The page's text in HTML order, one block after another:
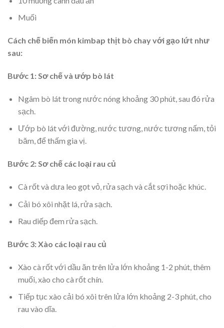
Muối
Cách chế biến món kimbap thịt bò chay với gạo lứt như
sau:
Bước 1: Sơ chế và ướp bò lát
Ngâm bò lát trong nước nóng khoảng 30 phút, sau đó rửa
sạch.
Ướp bò lát với đường, nước tương, nước tương nấm, tỏi
băm, để thấm gia vị.
Bước 2: Sơ chế các loại rau củ
Cà rốt và dưa leo gọt vỏ, rửa sạch và cắt sợi hoặc khúc.
Cải bó xôi nhặt lá, rửa sạch.
Rau diếp đem rửa sạch.
Bước 3: Xào các loại rau củ
Xào cà rốt với dầu ăn trên lửa lớn khoảng 1-2 phút, thêm
muối, xào cho cà rốt chín.
Tiếp tục xào cải bó xôi trên lửa lớn khoảng 2-3 phút, cho
rau vào dĩa.